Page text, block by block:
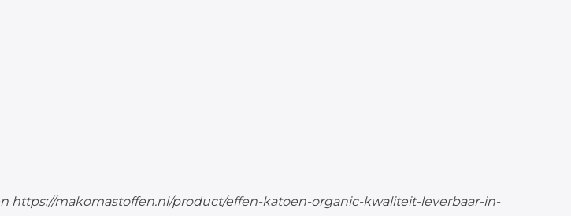
https://makomastoffen.nl/product/effen-katoen-organic-kwaliteit-leverbaar-in-